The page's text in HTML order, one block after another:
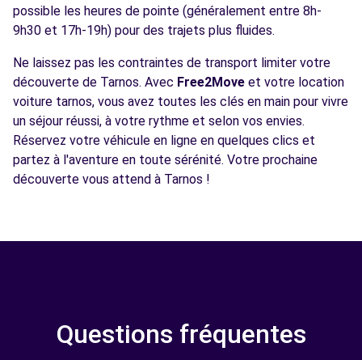
possible les heures de pointe (généralement entre 8h-
9h30 et 17h-19h) pour des trajets plus fluides.
Ne laissez pas les contraintes de transport limiter votre
découverte de Tarnos. Avec Free2Move et votre location
voiture tarnos, vous avez toutes les clés en main pour vivre
un séjour réussi, à votre rythme et selon vos envies.
Réservez votre véhicule en ligne en quelques clics et
partez à l'aventure en toute sérénité. Votre prochaine
découverte vous attend à Tarnos !
Questions fréquentes